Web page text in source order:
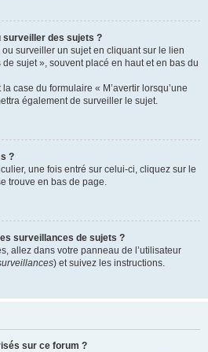
surveiller des sujets ?
surveiller un sujet en cliquant sur le lien
sujet », souvent placé en haut et en bas du
case du formulaire « M’avertir lorsqu’une
également de surveiller le sujet.
?
une fois entré sur celui-ci, cliquez sur le
trouve en bas de page.
surveillances de sujets ?
allez dans votre panneau de l’utilisateur
) et suivez les instructions.
sur ce forum ?